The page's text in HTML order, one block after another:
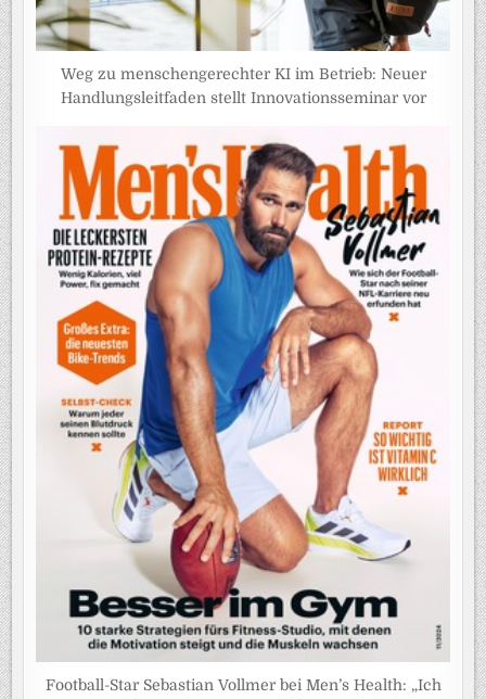
Weg zu menschengerechter KI im Betrieb: Neuer
Handlungsleitfaden stellt Innovationsseminar vor
Football-Star Sebastian Vollmer bei Men’s Health: „Ich